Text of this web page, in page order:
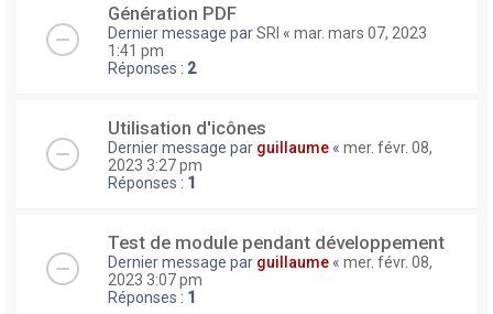
Génération PDF
Dernier message parSRI « mar. mars 07, 2023
1:41 pm
Réponses : 2
Utilisation d'icônes
Dernier message par guillaume « mer. févr. 08,
2023 3:27 pm
Réponses : 1
Test de module pendant développement
Dernier message par guillaume « mer. févr. 08,
2023 3:07 pm
Réponses : 1